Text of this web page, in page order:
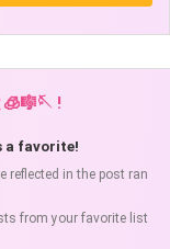
!
a favorite!
reflected in the post ran
from your favorite list